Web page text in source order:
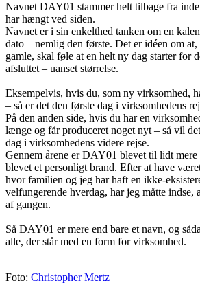
Navnet DAY01 stammer helt tilbage fra
har hængt ved siden.
Navnet er i sin enkelthed tanken om en
dato – nemlig den første. Det er idéen om
gamle, skal føle at en helt ny dag starter for
afsluttet – uanset størrelse.
Eksempelvis, hvis du, som ny virksomhed,
– så er det den første dag i virksomhedens
På den anden side, hvis du har en
længe og får produceret noget nyt – så vil
dag i virksomhedens videre rejse.
Gennem årene er DAY01 blevet til lidt
blevet et personligt brand. Efter at have
hvor familien og jeg har haft en ikke-
velfungerende hverdag, har jeg måtte indse,
af gangen.
Så DAY01 er mere end bare et navn, og
alle, der står med en form for virksomhed.
Foto: Christopher Mertz